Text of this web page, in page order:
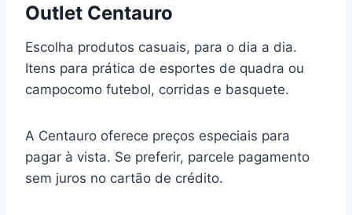
Outlet Centauro
Escolha produtos casuais, para o dia a dia.
Itens para prática de esportes de quadra ou
campocomo futebol, corridas e basquete.
A Centauro oferece preços especiais para
pagar à vista. Se preferir, parcele pagamento
sem juros no cartão de crédito.